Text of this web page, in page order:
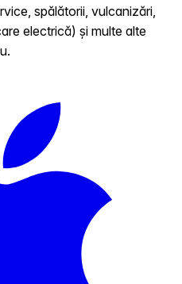
spălătorii, vulcanizări,
electrică) și multe alte